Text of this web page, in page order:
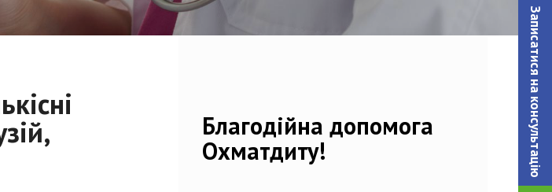
Записатися на консультацiю
Благодійна допомога
Охматдиту!